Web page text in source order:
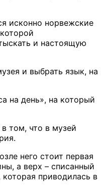
исконно норвежские
и настоящую
и выбрать язык, на
на день», на который
том, что в музей
него стоит первая
а верх – списанный
приводилась в